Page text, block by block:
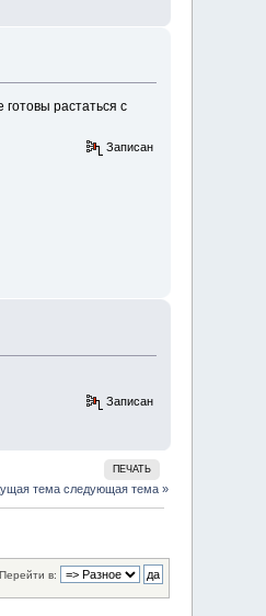
растаться с
Записан
Записан
ПЕЧАТЬ
тема следующая тема »
Перейти в: